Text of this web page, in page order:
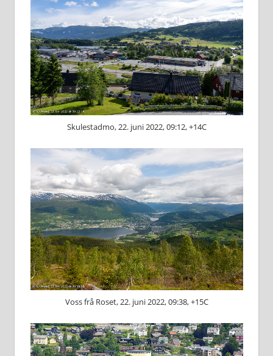
Skulestadmo, 22. juni 2022, 09:12, +14C
Voss frå Roset, 22. juni 2022, 09:38, +15C